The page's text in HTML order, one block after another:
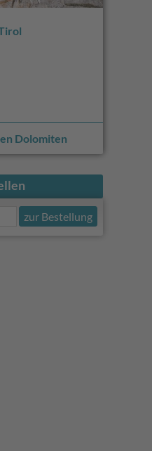
Dolomiten